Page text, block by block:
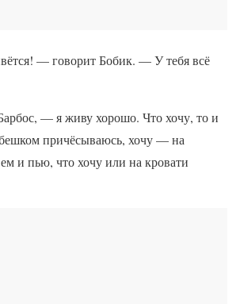
— говорит Бобик. — У тебя всё
— я живу хорошо. Что хочу, то и
причёсываюсь, хочу — на
и пью, что хочу или на кровати